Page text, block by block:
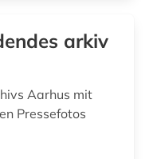
arkiv
Aarhus mit
Pressefotos